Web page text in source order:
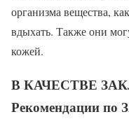
организма вещества,
вдыхать. Также они
кожей.
В КАЧЕСТВЕ
Рекомендации